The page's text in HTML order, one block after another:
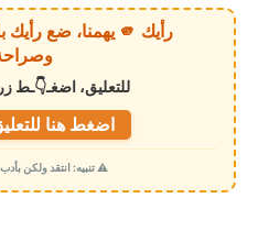
ي
م
ي
رأيك 🫵 يهمنا، ضع
للتعليق، اضغـ👇ـط
اضغط هنا
⚠️ تنبيه: انتقد ولكن